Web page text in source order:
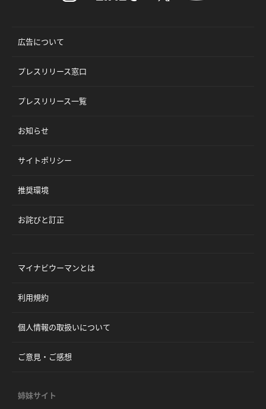
広告について
プレスリリース窓口
プレスリリース一覧
お知らせ
サイトポリシー
推奨環境
お詫びと訂正
マイナビウーマンとは
利用規約
個人情報の取扱いについて
ご意見・ご感想
姉妹サイト